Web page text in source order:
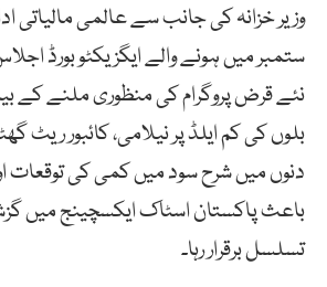
وزیر خزانہ کی جانب سے عالمی مالیاتی
ستمبر میں ہونے والے ایگزیکٹو بورڈ
نئے قرض پروگرام کی منظوری ملنے کے
بلوں کی کم ایلڈ پر نیلامی، کائبور ریٹ
دنوں میں شرح سود میں کمی کی توقعات
باعث پاکستان اسٹاک ایکسچینج میں
تسلسل برقرار رہا۔